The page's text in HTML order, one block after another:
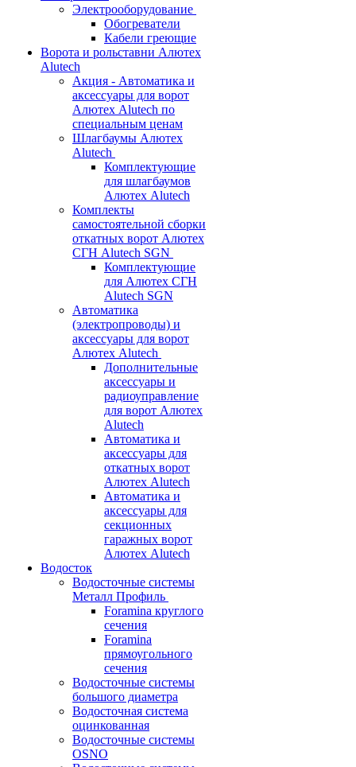
Электрооборудование
Обогреватели
Кабели греющие
Ворота и рольставни Алютех
Alutech
Акция - Автоматика и
аксессуары для ворот
Алютех Alutech по
специальным ценам
Шлагбаумы Алютех
Alutech
Комплектующие
для шлагбаумов
Алютех Alutech
Комплекты
самостоятельной сборки
откатных ворот Алютех
СГН Alutech SGN
Комплектующие
для Алютех СГН
Alutech SGN
Автоматика
(электропроводы) и
аксессуары для ворот
Алютех Alutech
Дополнительные
аксессуары и
радиоуправление
для ворот Алютех
Alutech
Автоматика и
аксессуары для
откатных ворот
Алютех Alutech
Автоматика и
аксессуары для
секционных
гаражных ворот
Алютех Alutech
Водосток
Водосточные системы
Металл Профиль
Foramina круглого
сечения
Foramina
прямоугольного
сечения
Водосточные системы
большого диаметра
Водосточная система
оцинкованная
Водосточные системы
OSNO